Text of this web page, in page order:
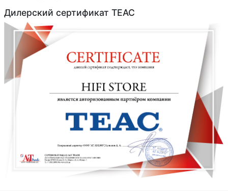
Дилерский сертификат TEAC